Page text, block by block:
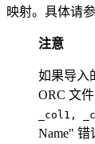
映射。具体请
注意
如果导入
ORC 文
_col1,
Name" 错